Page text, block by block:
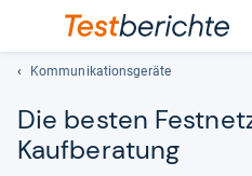
Kommunikationsgeräte
Die bes­ten
Kauf­be­ra­tung